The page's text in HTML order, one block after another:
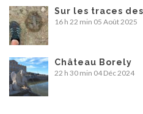
Sur les traces
16 h 22 min 05 Août 2025
Château Borely
22 h 30 min 04 Déc 2024